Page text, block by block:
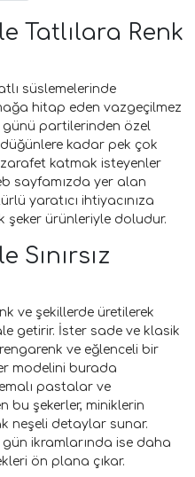
Tatlılara Renk
süslemelerinde
hitap eden vazgeçilmez
partilerinden özel
kadar pek çok
zarafet katmak isteyenler
sayfamızda yer alan
yaratıcı ihtiyacınıza
şeker ürünleriyle doludur.
Sınırsız
ve şekillerde üretilerek
getirir. İster sade ve klasik
ve eğlenceli bir
modelini burada
pastalar ve
bu şekerler, miniklerin
neşeli detaylar sunar.
ikramlarında ise daha
ön plana çıkar.